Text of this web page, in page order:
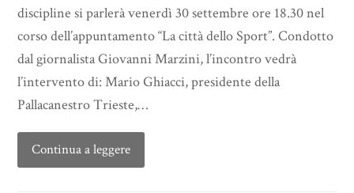
discipline si parlerà venerdì 30 settembre ore 18.30 nel
corso dell’appuntamento “La città dello Sport”. Condotto
dal giornalista Giovanni Marzini, l’incontro vedrà
l’intervento di: Mario Ghiacci, presidente della
Pallacanestro Trieste,…
Continua a leggere